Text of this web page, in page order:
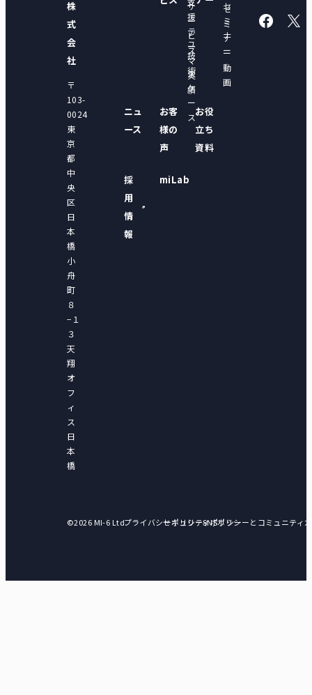
株
式
会
社
〒
103-
0024
東
京
都
中
央
区
日
本
橋
小
舟
町
８
−１
３
天
翔
オ
フ
ィ
ス
日
本
橋
サ
ー
ビ
ス
援
テ
ー
マ
実
績
技
術
ユ
ー
ス
ケ
ー
ス
セ
ミ
ナ
ー
セ
ミ
ナ
ー
動
画
ニュ
ース
お客
様の
声
お役
立ち
資料
採
用
情
報
miLab
プライバシーポリシーセキュリティポリシーSNSポリシーとコミュニティ
©2026 MI-6 Ltd.